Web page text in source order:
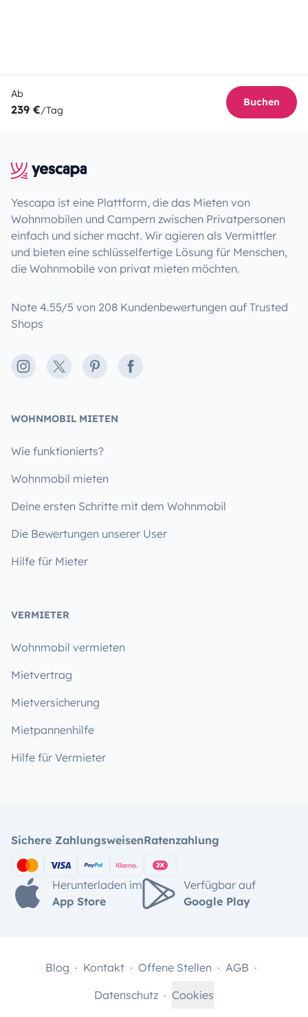
Ab
239 €/Tag
Buchen
Yescapa ist eine Plattform, die das Mieten von
Wohnmobilen und Campern zwischen Privatpersonen
einfach und sicher macht. Wir agieren als Vermittler
und bieten eine schlüsselfertige Lösung für Menschen,
die Wohnmobile von privat mieten möchten.
Note 4.55/5 von 208 Kundenbewertungen auf Trusted
Shops
Instagram
X PinterestFacebook
WOHNMOBIL MIETEN
Wie funktionierts?
Wohnmobil mieten
Deine ersten Schritte mit dem Wohnmobil
Die Bewertungen unserer User
Hilfe für Mieter
VERMIETER
Wohnmobil vermieten
Mietvertrag
Mietversicherung
Mietpannenhilfe
Hilfe für Vermieter
Sichere ZahlungsweisenRatenzahlung
Herunterladen im
App Store
Verfügbar auf
Google Play
Blog Kontakt Offene Stellen
AGB
Datenschutz
Cookies